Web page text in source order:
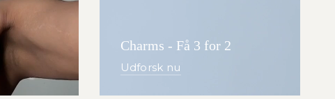
Charms - Få 3 for 2
Udforsk nu